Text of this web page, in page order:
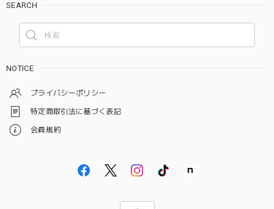
SEARCH
NOTICE
プライバシーポリシー
特定商取引法に基づく表記
会員規約